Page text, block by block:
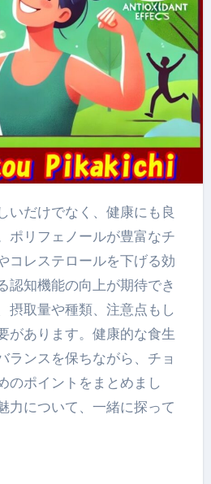
ポリフェノールが豊富なチ
コレステロールを下げる効
認知機能の向上が期待でき
摂取量や種類、注意点もし
があります。健康的な食生
ランスを保ちながら、チョ
のポイントをまとめまし
力について、一緒に探って